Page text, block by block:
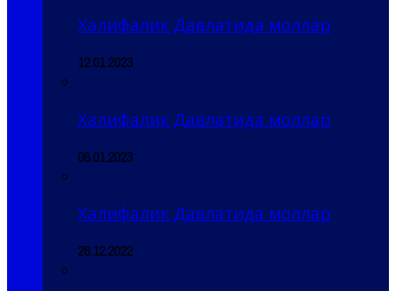
Халифалик Давлатида моллар
12.01.2023
Халифалик Давлатида моллар
06.01.2023
Халифалик Давлатида моллар
28.12.2022